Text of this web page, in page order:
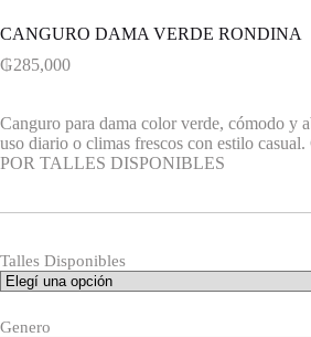
CANGURO DAMA VERDE RONDINA
₲285,000
Canguro para dama color verde, cómodo y
uso diario o climas frescos con estilo
POR TALLES DISPONIBLES
Talles Disponibles
Genero